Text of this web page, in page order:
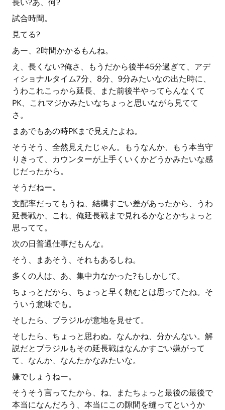
長い?あ、何?
試合時間。
見てる?
あー、2時間かかるもんね。
え、長くない?俺さ、もうだから後半45分過ぎて、アデ
ィショナルタイム7分、8分、9分みたいなの出た時に、
うわこれこっから延長、また前後半やってらんなくて
PK、これマジかみたいなちょっと思いながら見てて
さ。
まあでもあの時PKまで見えたよね。
そうそう、全然見えたじゃん。もうなんか、もう本当守
りきって、カウンターが上手くいくかどうかみたいな感
じだったから。
そうだねー。
支配率だってもうね、結構すごい差があったから、うわ
延長戦か、これ、俺延長戦まで見れるかなとかちょっと
思ってて。
次の日普通仕事だもんな。
そう、まあそう、それもあるしね。
多くの人は、あ、集中力なかった?もしかして。
ちょっとだから、ちょっと早く頼むとは思ってたね。そ
ういう意味でも。
そしたら、ブラジルが意地を見せて。
そしたら、ちょっと思わぬ。なんかね、分かんない。解
説だとブラジルもその延長戦はなんかすごい嫌がって
て、なんか、なんたかなみたいな。
嫌でしょうねー。
そうそう言ってたから、ね、またちょっと最後の最後で
本当になんだろう、本当にこの隙間を縫ってというか